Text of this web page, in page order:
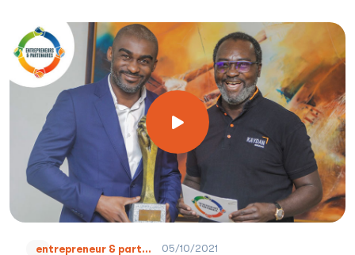
entrepreneur & part... 05/10/2021